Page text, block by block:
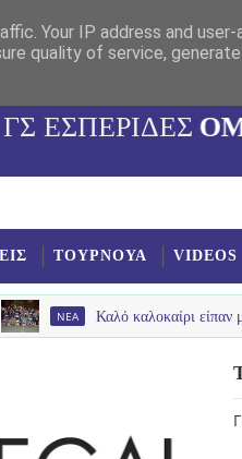
ΓΣ ΕΣΠΕΡΙΔΕΣ
ΤΟΥΡΝΟΥΑ VIDEOS
NEA Καλό καλοκαίρι είπαν με παλμό
Your IP address and user-
quality of service,